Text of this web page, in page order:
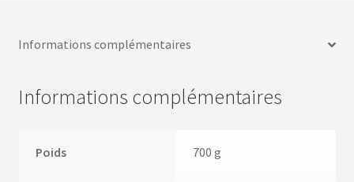
Informations complémentaires
Informations complémentaires
Poids 700 g